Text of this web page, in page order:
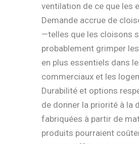
ventilation de ce que les
Demande accrue de
—telles que les cloisons
probablement grimper
en plus essentiels dans
commerciaux et les
Durabilité et options
de donner la priorité à la
fabriquées à partir de
produits pourraient